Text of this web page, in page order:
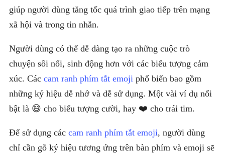
giúp người dùng tăng tốc quá trình giao tiếp trên mạng
xã hội và trong tin nhắn.
Người dùng có thể dễ dàng tạo ra những cuộc trò
chuyện sôi nổi, sinh động hơn với các biểu tượng cảm
xúc. Các cam ranh phím tắt emoji phổ biến bao gồm
những ký hiệu dễ nhớ và dễ sử dụng. Một vài ví dụ nổi
bật là 😄 cho biểu tượng cười, hay ❤️ cho trái tim.
Để sử dụng các cam ranh phím tắt emoji, người dùng
chỉ cần gõ ký hiệu tương ứng trên bàn phím và emoji sẽ